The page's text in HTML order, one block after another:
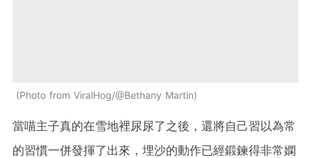
Photo from ViralHog/@Bethany Martin
當喵主子真的在雪地裡尿尿了之後，還將自己習以為常
的習慣一併發揮了出來，埋沙的動作已經鍛鍊得非常嫻